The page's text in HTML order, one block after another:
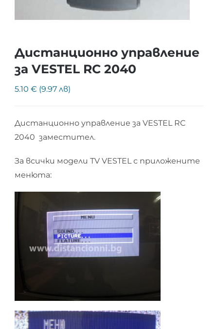
Дистанционно управление
за VESTEL RC 2040
5.10 € (9.97 лв)
Дистанционно управление за VESTEL RC
2040 заместител.
За всички модели TV VESTEL с приложените
менюта: